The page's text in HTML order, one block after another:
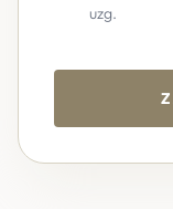
uzg.